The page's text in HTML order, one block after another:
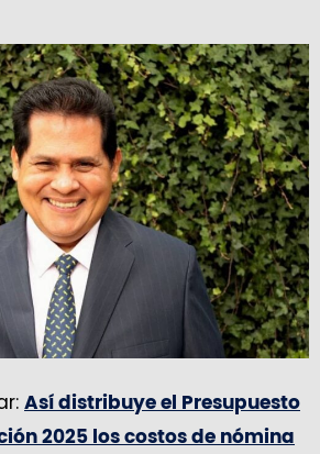
Así distribuye el Presupuesto
2025 los costos de nómina